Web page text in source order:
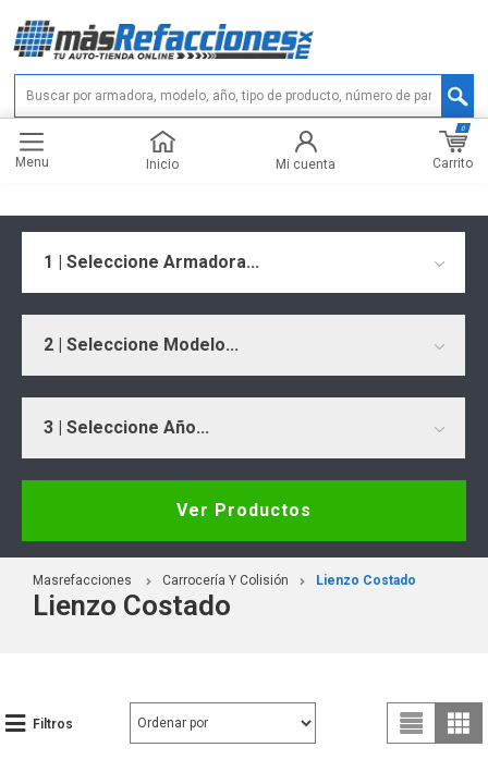
Menu Inicio Mi cuenta Carrito
0
1 | Seleccione Armadora...
2 | Seleccione Modelo...
3 | Seleccione Año...
Ver Productos
Masrefacciones Carrocería Y Colisión Lienzo Costado
Lienzo Costado
Filtros